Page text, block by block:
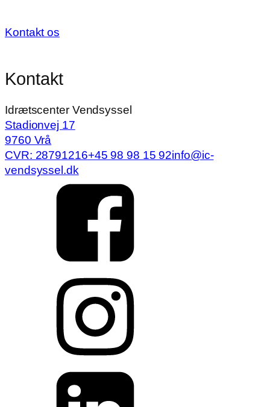
Kontakt os
Kontakt
Idrætscenter Vendsyssel
Stadionvej 17
9760 Vrå
CVR: 28791216+45 98 98 15 92info@ic-
vendsyssel.dk